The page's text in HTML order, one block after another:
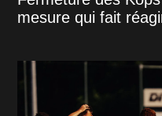
mesure qui fait